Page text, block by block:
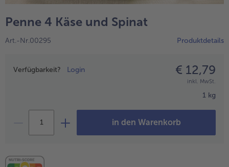
alle Obst
alle Süße Vielfalt
Confiserie & Feinkost
alle Küchenhelfer
Penne 4 Käse und Spinat
Art.-Nr.00295 Produktdetails
Preisangabe
Verfügbarkeit? Login € 12,79
inkl. MwSt.
1 kg
in den Warenkorb